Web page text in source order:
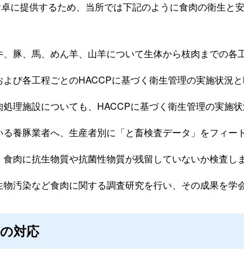
に提供するため、当所では下記のように食肉の衛生と
豚、馬、めん羊、山羊について生体から枝肉までの各
び各工程ごとのHACCPに基づく衛生管理の実施状況
理施設についても、HACCPに基づく衛生管理の実施状
養豚業者へ、生産者別に「と畜検査データ」をフィー
肉に抗生物質や抗菌性物質が残留していないか検査しま
汚染など食肉に関する調査研究を行い、その成果を学
対応